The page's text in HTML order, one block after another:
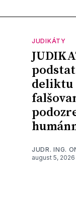
JUDIKÁTY
deliktu
JUDR. ING.
august 5, 2026